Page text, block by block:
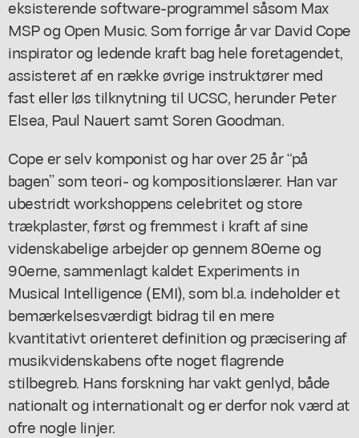
eksisterende software-programmel såsom Max
MSP og Open Music. Som forrige år var David Cope
inspirator og ledende kraft bag hele foretagendet,
assisteret af en række øvrige instruktører med
fast eller løs tilknytning til UCSC, herunder Peter
Elsea, Paul Nauert samt Soren Goodman.
Cope er selv komponist og har over 25 år “på
bagen” som teori- og kompositionslærer. Han var
ubestridt workshoppens celebritet og store
trækplaster, først og fremmest i kraft af sine
videnskabelige arbejder op gennem 80erne og
90erne, sammenlagt kaldet Experiments in
Musical Intelligence (EMI), som bl.a. indeholder et
bemærkelsesværdigt bidrag til en mere
kvantitativt orienteret definition og præcisering af
musikvidenskabens ofte noget flagrende
stilbegreb. Hans forskning har vakt genlyd, både
nationalt og internationalt og er derfor nok værd at
ofre nogle linjer.